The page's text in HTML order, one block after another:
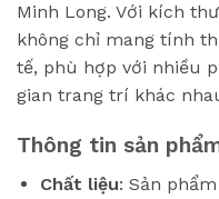
Minh Long. Với kích
không chỉ mang tính
tế, phù hợp với nhiều
gian trang trí khác
Thông tin sản
Chất liệu: Sản